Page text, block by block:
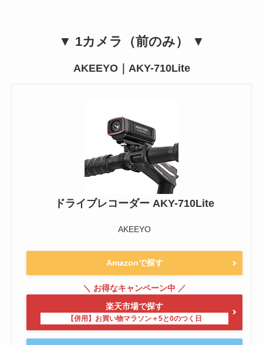
▼ 1カメラ（前のみ） ▼
AKEEYO｜AKY-710Lite
ドライブレコーダー AKY-710Lite
AKEEYO
Amazonで探す
楽天市場で探す